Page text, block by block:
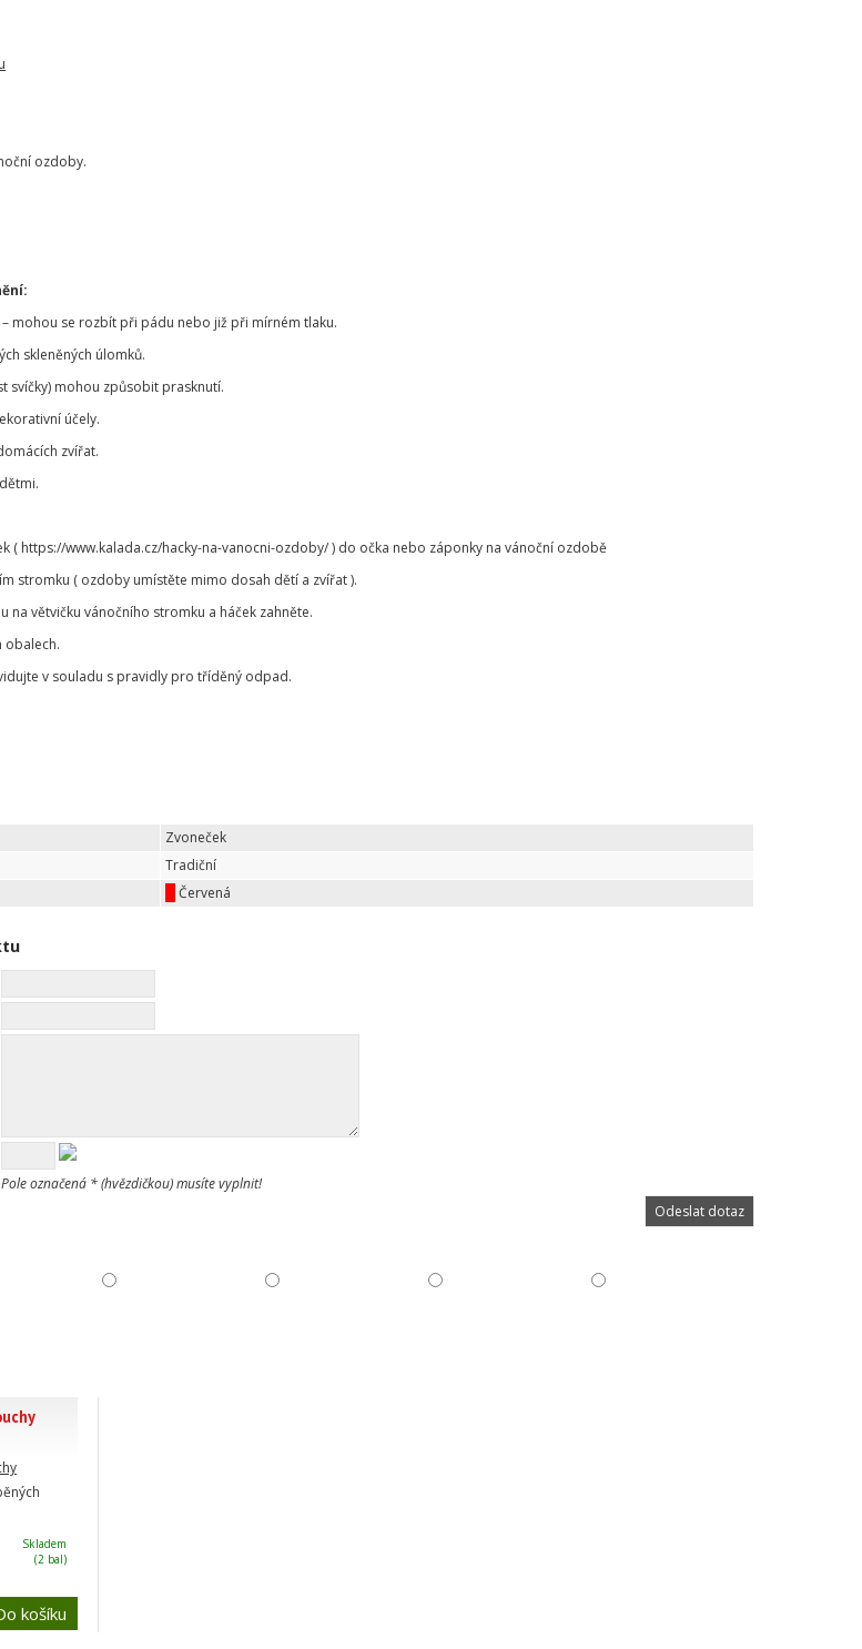
ozdoby.
– mohou se rozbít při pádu nebo již při mírném tlaku.
skleněných úlomků.
mohou způsobit prasknutí.
účely.
zvířat.
( https://www.kalada.cz/hacky-na-vanocni-ozdoby/ ) do očka nebo záponky na vánoční ozdobě
stromku ( ozdoby umístěte mimo dosah dětí a zvířat ).
na větvičku vánočního stromku a háček zahněte.
obalech.
v souladu s pravidly pro tříděný odpad.
Zvoneček
Tradiční
Červená
Pole označená * (hvězdičkou) musíte vyplnit!
Skladem
(2 bal)
košíku